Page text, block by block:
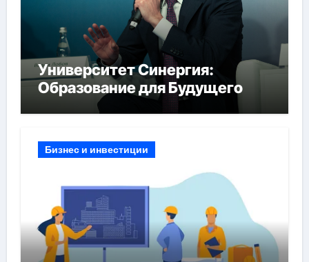
Университет Синергия:
Образование для Будущего
Бизнес и инвестиции